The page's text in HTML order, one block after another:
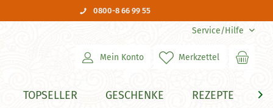
0800-8 66 99 55
Service/Hilfe
Merkzettel
Mein Konto
TOPSELLER GESCHENKE REZEPTE 